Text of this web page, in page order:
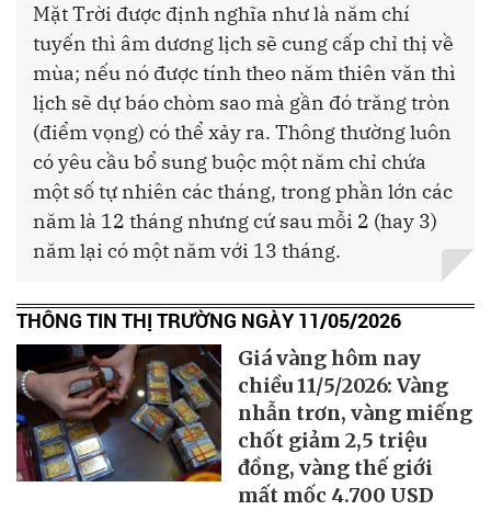
Mặt Trời được định nghĩa như là năm chí
tuyến thì âm dương lịch sẽ cung cấp chỉ thị về
mùa; nếu nó được tính theo năm thiên văn thì
lịch sẽ dự báo chòm sao mà gần đó trăng tròn
(điểm vọng) có thể xảy ra. Thông thường luôn
có yêu cầu bổ sung buộc một năm chỉ chứa
một số tự nhiên các tháng, trong phần lớn các
năm là 12 tháng nhưng cứ sau mỗi 2 (hay 3)
năm lại có một năm với 13 tháng.
THÔNG TIN THỊ TRƯỜNG NGÀY 11/05/2026
Giá vàng hôm nay
chiều 11/5/2026: Vàng
nhẫn trơn, vàng miếng
chốt giảm 2,5 triệu
đồng, vàng thế giới
mất mốc 4.700 USD